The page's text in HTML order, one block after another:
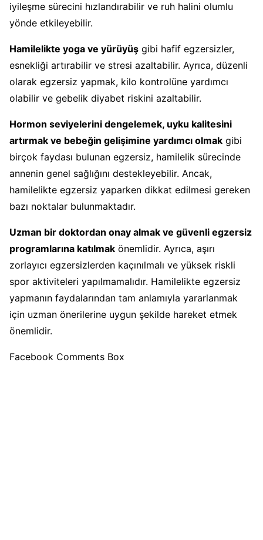
iyileşme sürecini hızlandırabilir ve ruh halini olumlu
yönde etkileyebilir.
Hamilelikte yoga ve yürüyüş gibi hafif egzersizler,
esnekliği artırabilir ve stresi azaltabilir. Ayrıca, düzenli
olarak egzersiz yapmak, kilo kontrolüne yardımcı
olabilir ve gebelik diyabet riskini azaltabilir.
Hormon seviyelerini dengelemek, uyku kalitesini
artırmak ve bebeğin gelişimine yardımcı olmak gibi
birçok faydası bulunan egzersiz, hamilelik sürecinde
annenin genel sağlığını destekleyebilir. Ancak,
hamilelikte egzersiz yaparken dikkat edilmesi gereken
bazı noktalar bulunmaktadır.
Uzman bir doktordan onay almak ve güvenli egzersiz
programlarına katılmak önemlidir. Ayrıca, aşırı
zorlayıcı egzersizlerden kaçınılmalı ve yüksek riskli
spor aktiviteleri yapılmamalıdır. Hamilelikte egzersiz
yapmanın faydalarından tam anlamıyla yararlanmak
için uzman önerilerine uygun şekilde hareket etmek
önemlidir.
Facebook Comments Box